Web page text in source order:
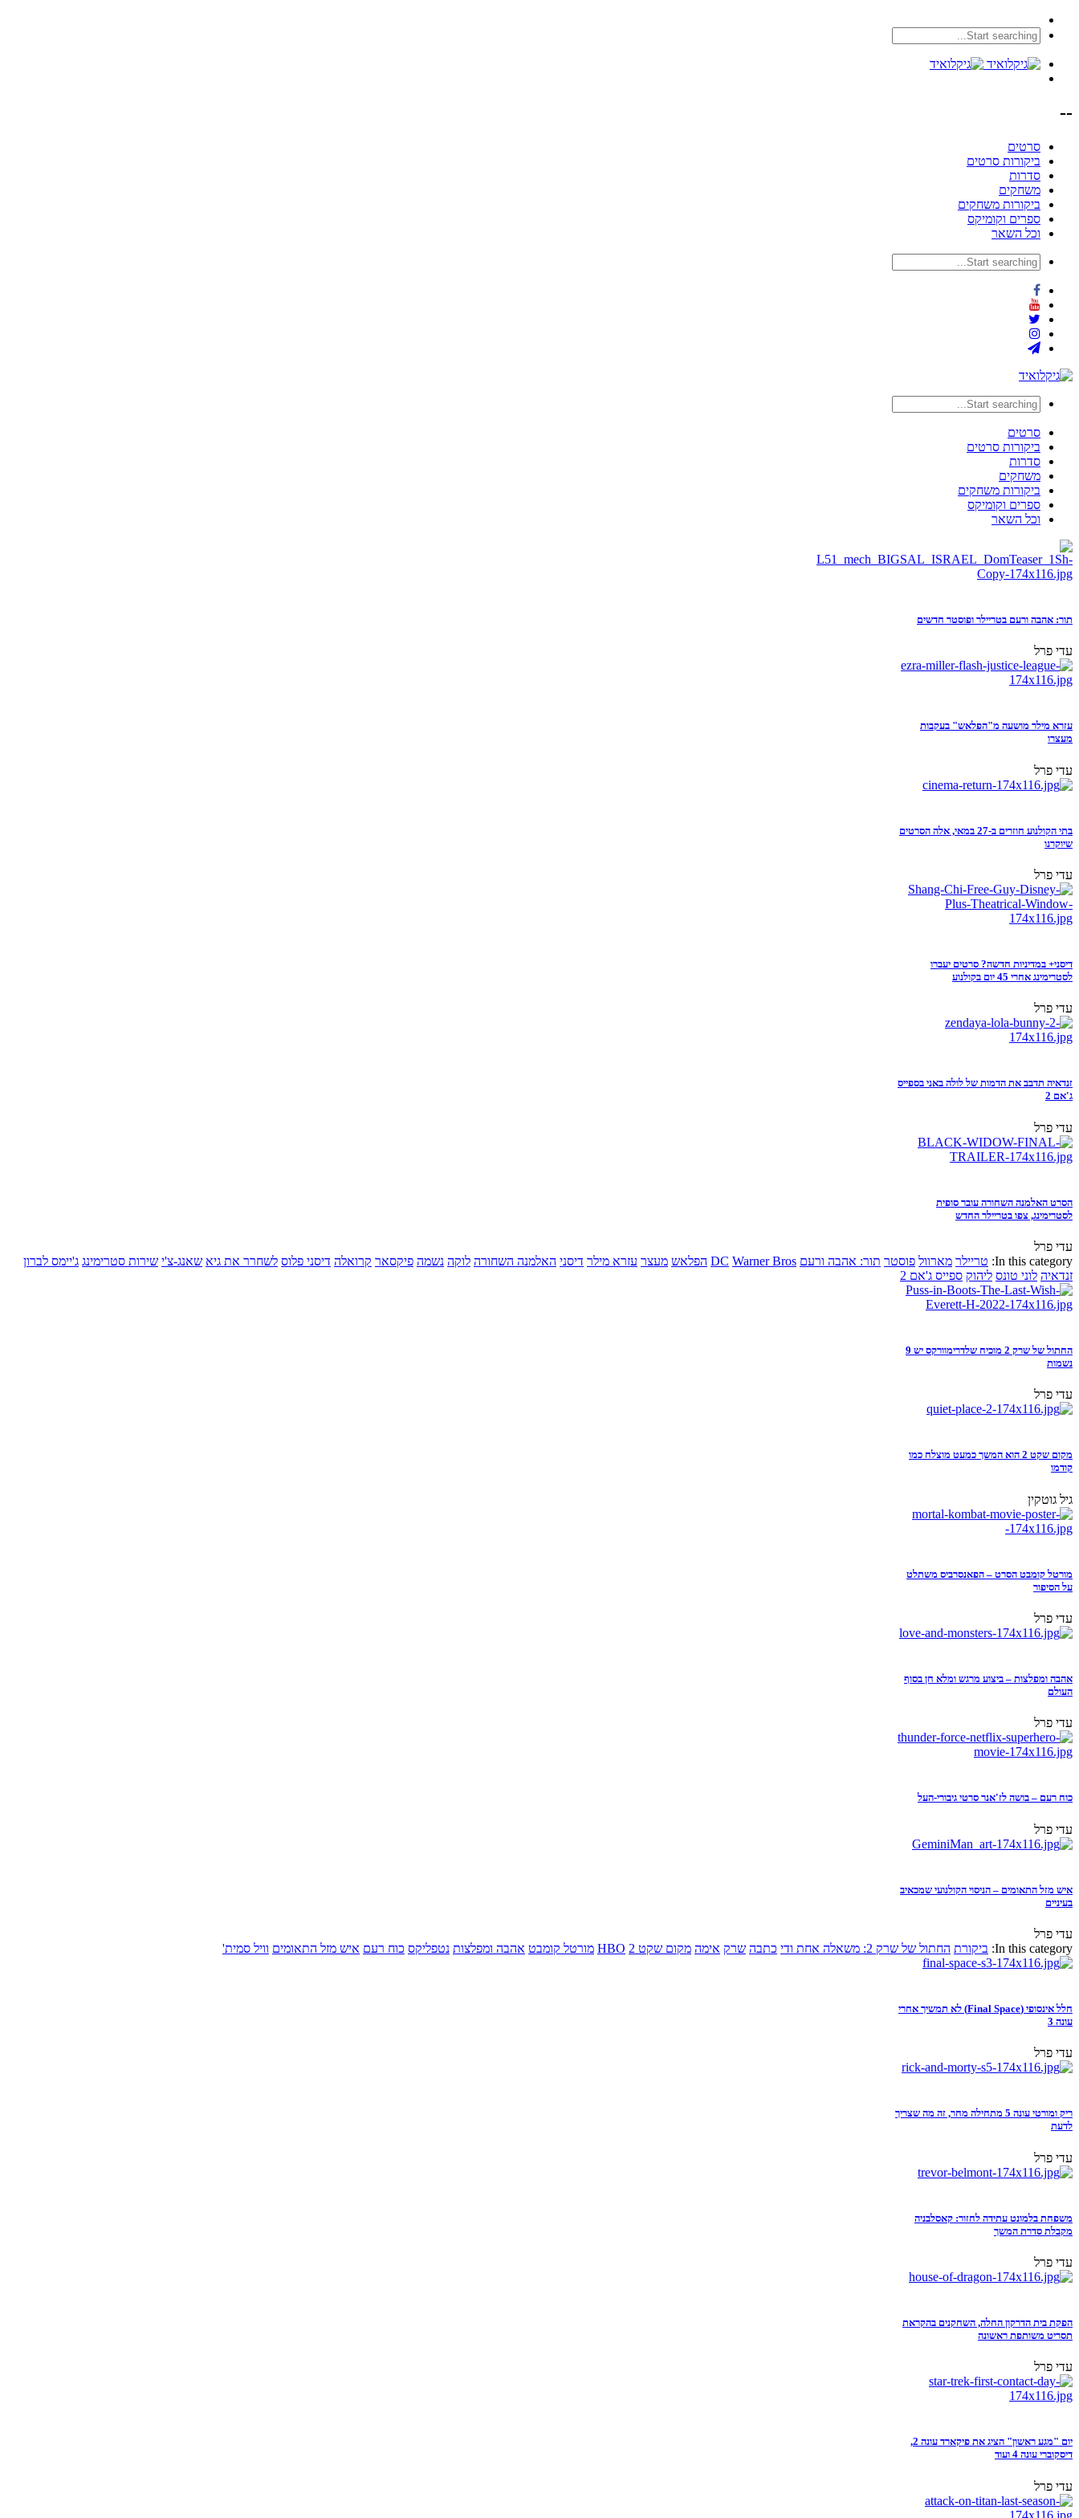
--
סרטים
ביקורות סרטים
סדרות
משחקים
ביקורות משחקים
ספרים וקומיקס
וכל השאר
סרטים
ביקורות סרטים
סדרות
משחקים
ביקורות משחקים
ספרים וקומיקס
וכל השאר
תור: אהבה ורעם בטריילר ופוסטר חדשים
עדי פרל
עזרא מילר מושעה מ"הפלאש" בעקבות
מעצרו
עדי פרל
בתי הקולנוע חוזרים ב-27 במאי, אלה הסרטים
שיוקרנו
עדי פרל
דיסני+ במדיניות חדשה? סרטים יעברו
לסטרימינג אחרי 45 יום בקולנוע
עדי פרל
זנדאיה תדבב את הדמות של לולה באני בספייס
ג'אם 2
עדי פרל
הסרט האלמנה השחורה עובר סופית
לסטרימינג, צפו בטריילר החדש
עדי פרל
In this category: טריילר מארוול פוסטר תור: אהבה ורעם DC Warner Bros הפלאש מעצר עזרא מילר דיסני האלמנה השחורה לוקה נשמה פיקסאר קרואלה דיסני פלוס לשחרר את גיא שאנג-צ'י שירות סטרימינג ג'יימס לברון
זנדאיה לוני טונס ליהוק ספייס ג'אם 2
החתול של שרק 2 מוכיח שלדרימוורקס יש 9
נשמות
עדי פרל
מקום שקט 2 הוא המשך כמעט מוצלח כמו
קודמו
גיל גוטקין
מורטל קומבט הסרט – הפאנסרביס משתלט
על הסיפור
עדי פרל
אהבה ומפלצות – ביצוע מרגש ומלא חן בסוף
העולם
עדי פרל
כוח רעם – בושה לז'אנר סרטי גיבורי-העל
עדי פרל
איש מזל התאומים – הניסוי הקולנועי שמכאיב
בעיניים
עדי פרל
In this category: ביקורת החתול של שרק 2: משאלה אחת ודי כתבה שרק אימה מקום שקט 2 HBO מורטל קומבט אהבה ומפלצות נטפליקס כוח רעם איש מזל התאומים וויל סמית'
חלל אינסופי (Final Space) לא תמשיך אחרי
עונה 3
עדי פרל
ריק ומורטי עונה 5 מתחילה מחר, זה מה שצריך
לדעת
עדי פרל
משפחת בלמונט עתידה לחזור: קאסלבניה
מקבלת סדרת המשך
עדי פרל
הפקת בית הדרקון החלה, השחקנים בהקראת
תסריט משותפת ראשונה
עדי פרל
יום "מגע ראשון" הציג את פיקארד עונה 2,
דיסקוברי עונה 4 ועוד
עדי פרל